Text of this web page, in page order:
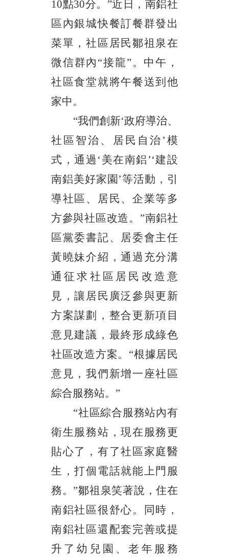
10點30分。”近日，南鋁社
區內銀城快餐訂餐群發出
菜單，社區居民鄒祖泉在
微信群內“接龍”。中午，
社區食堂就將午餐送到他
家中。
“我們創新‘政府導治、
社區智治、居民自治’模
式，通過‘美在南鋁’‘建設
南鋁美好家園’等活動，引
導社區、居民、企業等多
方參與社區改造。”南鋁社
區黨委書記、居委會主任
黃曉妹介紹，通過充分溝
通征求社區居民改造意
見，讓居民廣泛參與更新
方案謀劃，整合更新項目
意見建議，最終形成綠色
社區改造方案。“根據居民
意見，我們新增一座社區
綜合服務站。”
“社區綜合服務站內有
衛生服務站，現在服務更
貼心了，有了社區家庭醫
生，打個電話就能上門服
務。”鄒祖泉笑著說，住在
南鋁社區很舒心。同時，
南鋁社區還配套完善或提
升了幼兒園、老年服務